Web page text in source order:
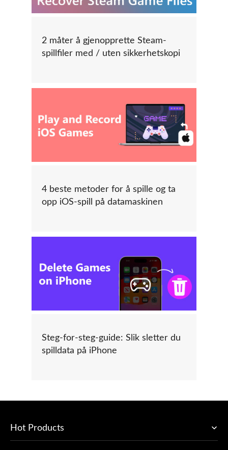
2 måter å gjenopprette Steam-
spillfiler med / uten sikkerhetskopi
4 beste metoder for å spille og ta
opp iOS-spill på datamaskinen
Steg-for-steg-guide: Slik sletter du
spilldata på iPhone
Hot Products